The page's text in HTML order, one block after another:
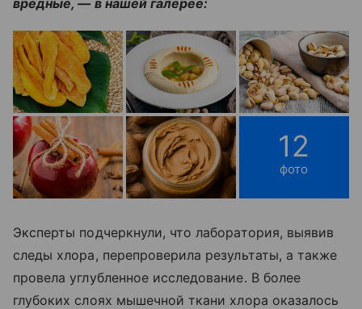
12
фото
Эксперты подчеркнули, что лаборатория, выявив
следы хлора, перепроверила результаты, а также
провела углубленное исследование. В более
глубоких слоях мышечной ткани хлора оказалось